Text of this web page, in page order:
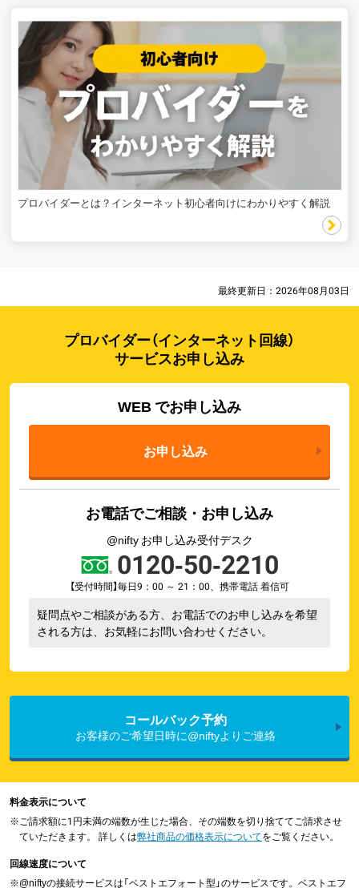
プロバイダーとは？インターネット初心者向けにわかりやすく解説
最終更新日： 2026年08月03日
プロバイダー（インターネット回線）
サービスお申し込み
WEB でお申し込み
お申し込み
お電話でご相談・お申し込み
@nifty お申し込み受付デスク
0120-50-2210
【受付時間】毎日9：00 ～ 21：00、携帯電話 着信可
疑問点やご相談がある方、お電話でのお申し込みを希望
される方は、お気軽にお問い合わせください。
コールバック予約
お客様のご希望日時に@niftyよりご連絡
料金表示について
※ご請求額に1円未満の端数が生じた場合、その端数を切り捨ててご請求させ
ていただきます。 詳しくは弊社商品の価格表示についてをご覧ください。
回線速度について
※@niftyの接続サービスは「ベストエフォート型」のサービスです。ベストエフ